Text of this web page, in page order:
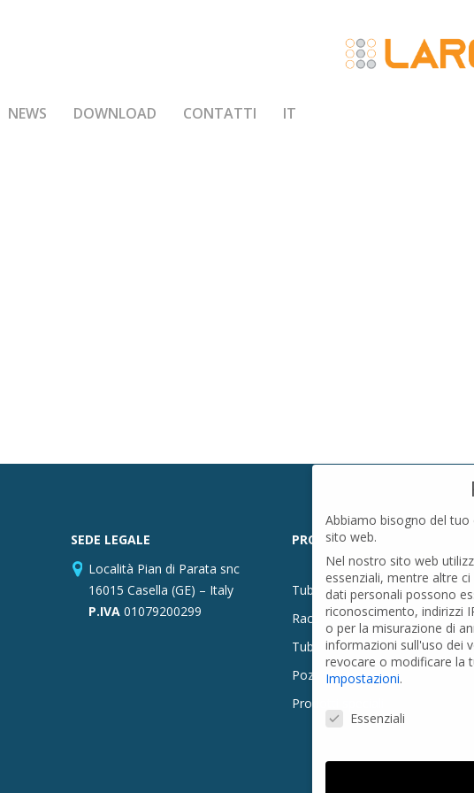
NEWS DOWNLOAD CONTATTI IT
SEDE LEGALE
Località Pian di Parata snc
16015 Casella (GE) – Italy
P.IVA01079200299
PRODOTTI
Tubi PVC
Raccordi PVC
Tubi e Raccordi in PVC-A
Pozzi Artesiani
Prodotti speciali
Abbiamo bisogno del
sito web.
Nel nostro sito web
essenziali, mentre altre
dati personali possono
riconoscimento, indirizzi
o per la misurazione di
informazioni sull'uso dei
revocare o modificare la
Impostazioni.
Preferenze Privacy
Essenziali